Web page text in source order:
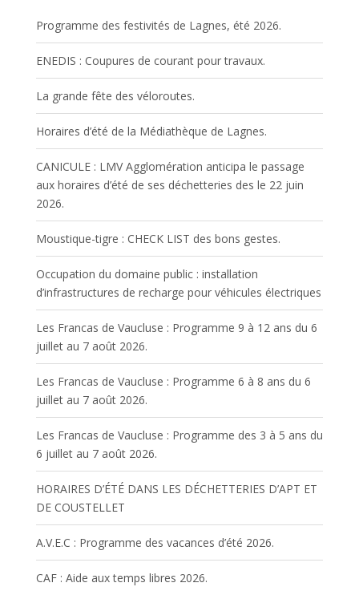
Programme des festivités de Lagnes, été 2026.
ENEDIS : Coupures de courant pour travaux.
La grande fête des véloroutes.
Horaires d’été de la Médiathèque de Lagnes.
CANICULE : LMV Agglomération anticipa le passage
aux horaires d’été de ses déchetteries des le 22 juin
2026.
Moustique-tigre : CHECK LIST des bons gestes.
Occupation du domaine public : installation
d’infrastructures de recharge pour véhicules électriques
Les Francas de Vaucluse : Programme 9 à 12 ans du 6
juillet au 7 août 2026.
Les Francas de Vaucluse : Programme 6 à 8 ans du 6
juillet au 7 août 2026.
Les Francas de Vaucluse : Programme des 3 à 5 ans du
6 juillet au 7 août 2026.
HORAIRES D’ÉTÉ DANS LES DÉCHETTERIES D’APT ET
DE COUSTELLET
A.V.E.C : Programme des vacances d’été 2026.
CAF : Aide aux temps libres 2026.